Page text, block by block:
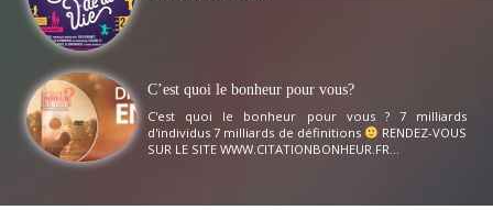
C’est quoi le bonheur pour vous?
C'est quoi le bonheur pour vous ? 7 milliards
d'individus 7 milliards de définitions
RENDEZ-VOUS
SUR LE SITE WWW.CITATIONBONHEUR.FR...